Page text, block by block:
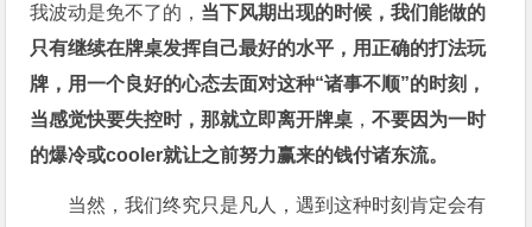
我波动是免不了的， 当下风期出现的时候，我们能做的
只有继续在牌桌发挥自己最好的水平，用正确的打法玩
牌，用一个良好的心态去面对这种“诸事不顺”的时刻，
当感觉快要失控时，那就立即离开牌桌 ，不要因为一时
的爆冷或cooler就让之前努力赢来的钱付诸东流。
当然，我们终究只是凡人，遇到这种时刻肯定会有